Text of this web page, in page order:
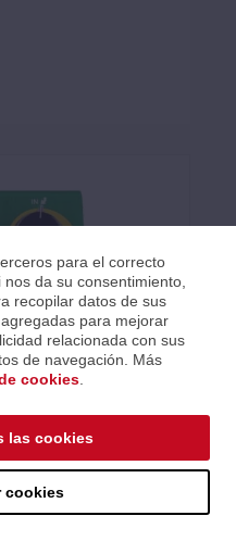
para el correcto
da su consentimiento,
recopilar datos de sus
para mejorar
relacionada con sus
de navegación. Más
cookies
cookies
las cookies